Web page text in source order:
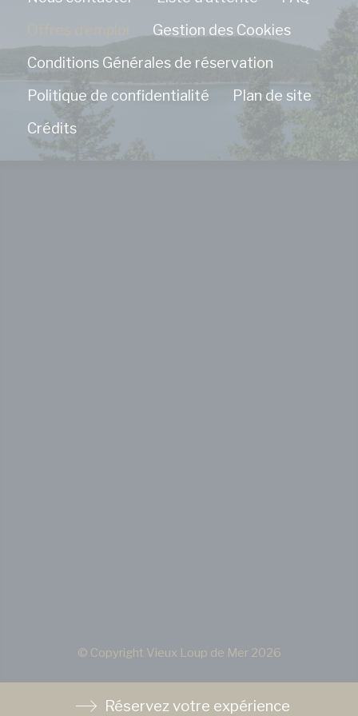
Annonces personnalisées
Donner le consentement à des tiers pour
la publicité personnalisée
Confirmer la sélection
Gestion des Cookies
Conditions Générales de réservation
Politique de confidentialité
Plan de site
Crédits
© Copyright Vieux Loup de Mer 2026
Réservez votre expérience